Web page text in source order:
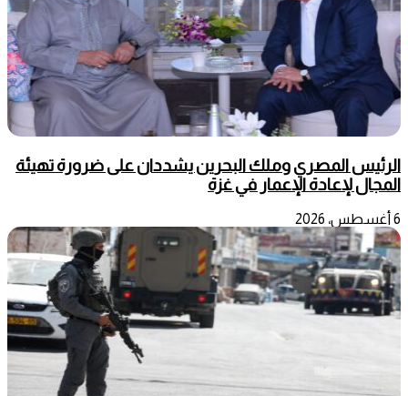
الرئيس المصري وملك البحرين يشددان على ضرورة تهيئة
المجال لإعادة الإعمار في غزة
6 أغسطس، 2026